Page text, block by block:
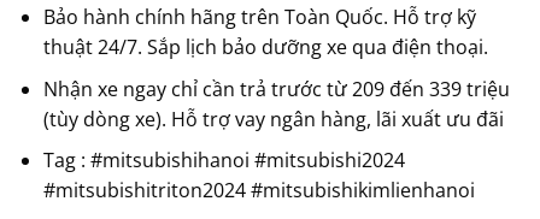
Bảo hành chính hãng trên Toàn Quốc. Hỗ trợ kỹ
thuật 24/7. Sắp lịch bảo dưỡng xe qua điện thoại.
Nhận xe ngay chỉ cần trả trước từ 209 đến 339 triệu
(tùy dòng xe). Hỗ trợ vay ngân hàng, lãi xuất ưu đãi
Tag : #mitsubishihanoi #mitsubishi2024
#mitsubishitriton2024 #mitsubishikimlienhanoi